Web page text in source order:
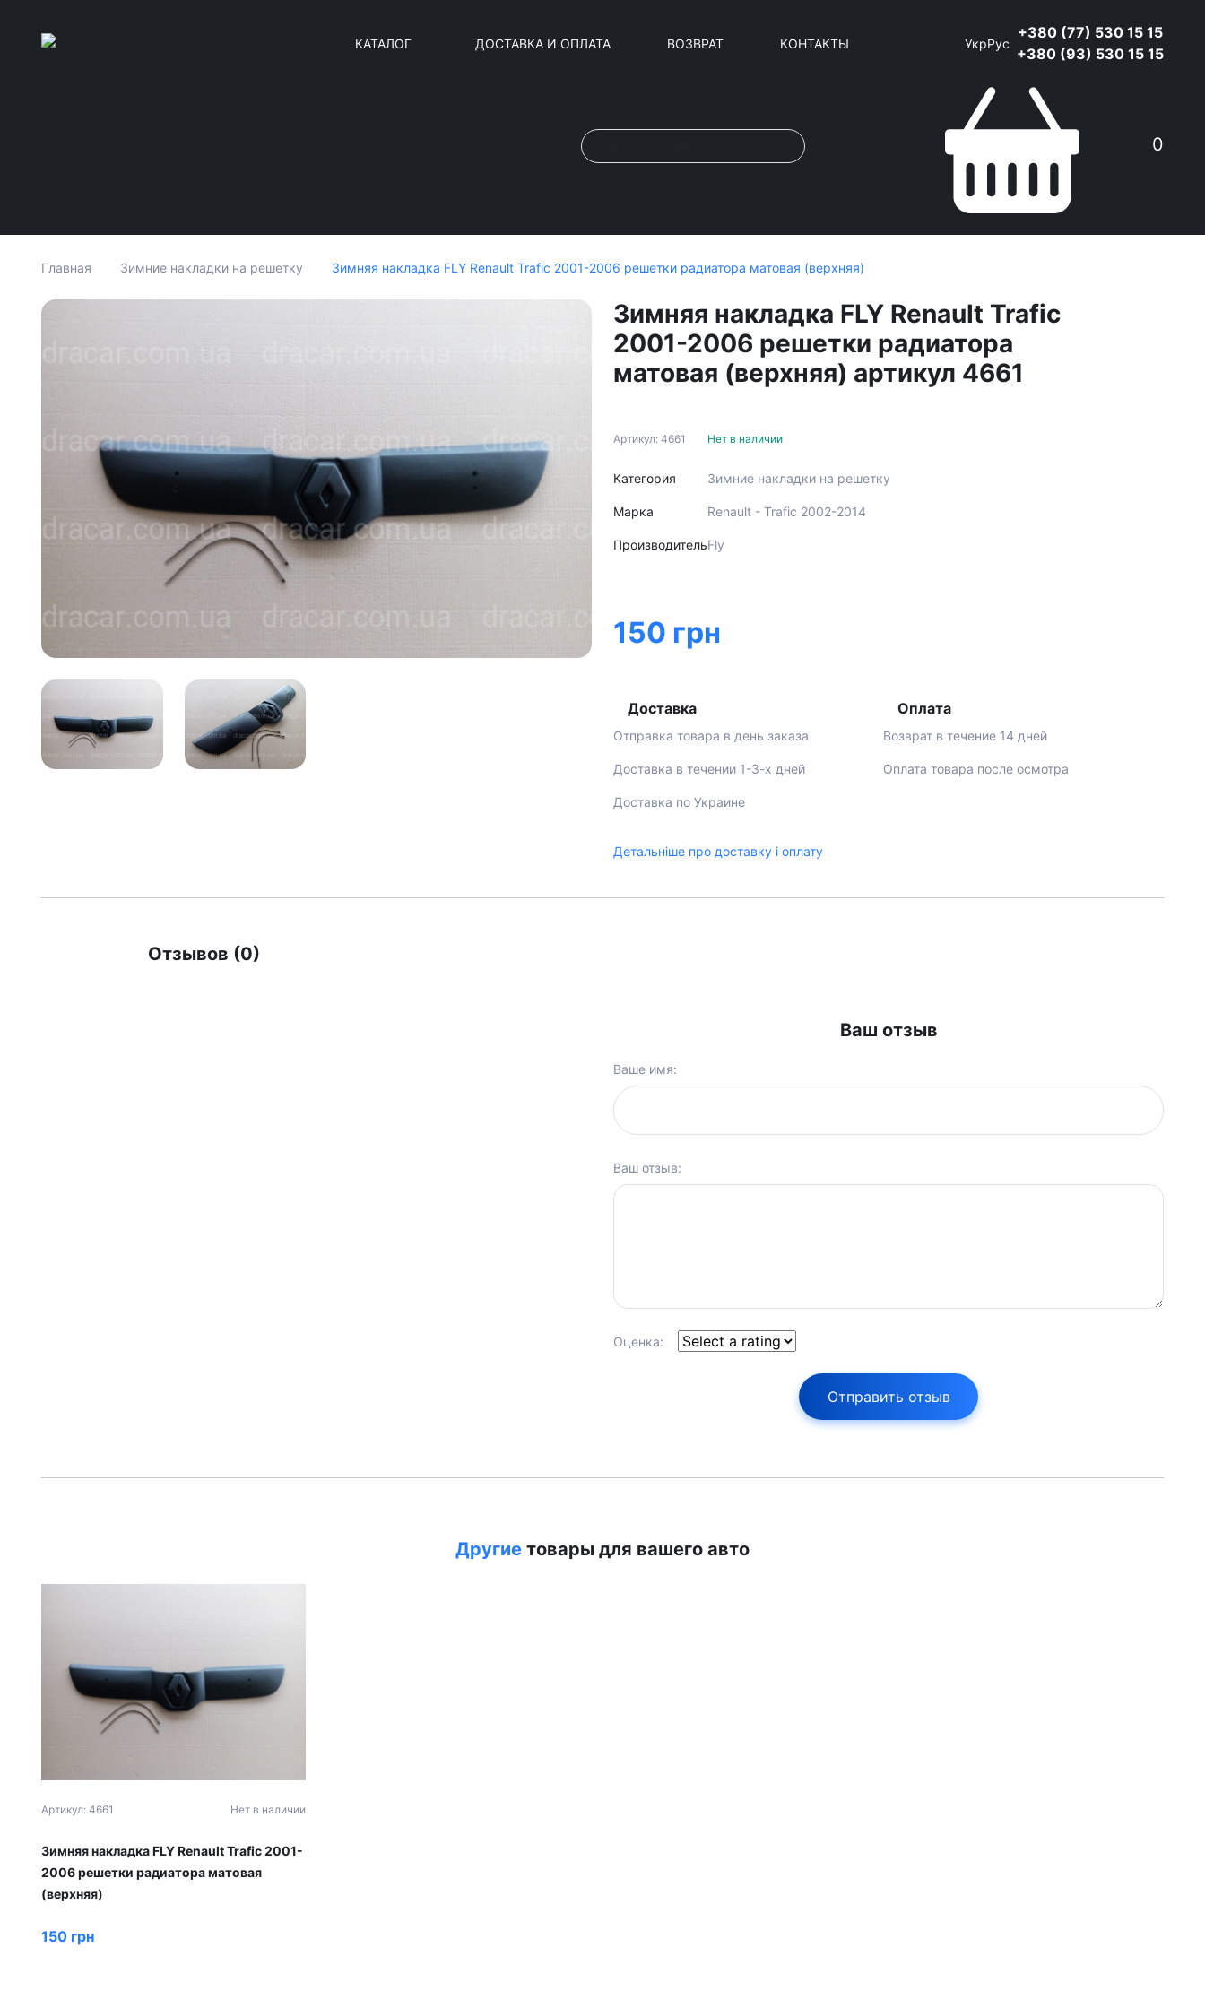
КАТАЛОГ ДОСТАВКА И ОПЛАТА ВОЗВРАТ КОНТАКТЫ УкрРус
+380 (77) 530 15 15
+380 (93) 530 15 15
0
Главная Зимние накладки на решетку Зимняя накладка FLY Renault Trafic 2001-2006 решетки радиатора матовая (верхняя)
Зимняя накладка FLY Renault Trafic
2001-2006 решетки радиатора
матовая (верхняя) артикул 4661
Артикул: 4661
Категория
Марка
Производитель
Нет в наличии
Зимние накладки на решетку
Renault - Trafic 2002-2014
Fly
150 грн
Доставка
Отправка товара в день заказа
Доставка в течении 1-3-х дней
Доставка по Украине
Оплата
Возврат в течение 14 дней
Оплата товара после осмотра
Детальніше про доставку і оплату
Отзывов (0)
Ваш отзыв
Ваше имя:
Ваш отзыв:
Оценка:
Отправить отзыв
Другие товары для вашего авто
Артикул: 4661 Нет в наличии
Зимняя накладка FLY Renault Trafic 2001-
2006 решетки радиатора матовая
(верхняя)
150 грн